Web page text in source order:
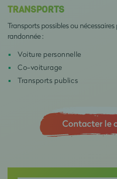
TRANSPORTS
Transports possibles ou
randonnée :
Voiture personnelle
Co-voiturage
Transports publics
Contacter le